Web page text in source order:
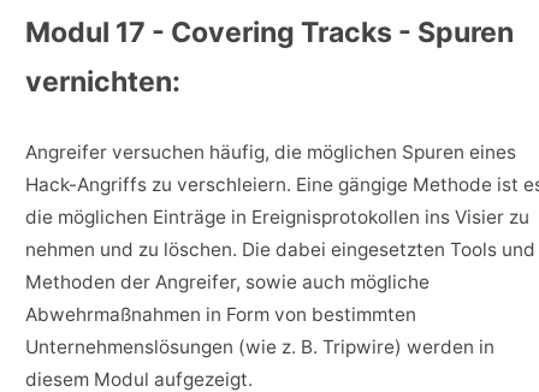
Modul 17 - Covering Tracks - Spuren
vernichten:
Angreifer versuchen häufig, die möglichen Spuren eines
Hack-Angriffs zu verschleiern. Eine gängige Methode ist
die möglichen Einträge in Ereignisprotokollen ins Visier zu
nehmen und zu löschen. Die dabei eingesetzten Tools und
Methoden der Angreifer, sowie auch mögliche
Abwehrmaßnahmen in Form von bestimmten
Unternehmenslösungen (wie z. B. Tripwire) werden in
diesem Modul aufgezeigt.